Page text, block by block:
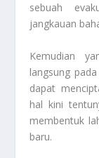
sebuah
jangkauan
Kemudian
langsung
dapat
hal kini
membentuk
baru.